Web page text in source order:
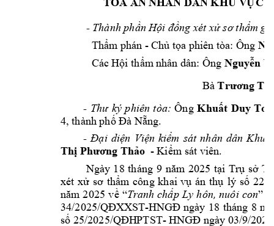
- Thành phần Hội đồng xét xử sơ thẩm
Thẩm phán - Chủ tọa phiên tòa: Ông
Các Hội thẩm nhân dân: Ông Nguyễn
Bà Trương
- Thư ký phiên tòa: Ông Khuất Duy
4, thành phố Đà Nẵng.
- Đại diện Viện kiểm sát nhân dân Khu
Thị Phương Thảo - Kiểm sát viên.
Ngày 18 tháng 9 năm 2025 tại Trụ sở
xét xử sơ thẩm công khai vụ án thụ lý số
năm 2025 về “Tranh chấp Ly hôn, nuôi con”
34/2025/QĐXXST-HNGĐ ngày 18 tháng 8 n
số 25/2025/QĐHPTST- HNGĐ ngày 03/9/